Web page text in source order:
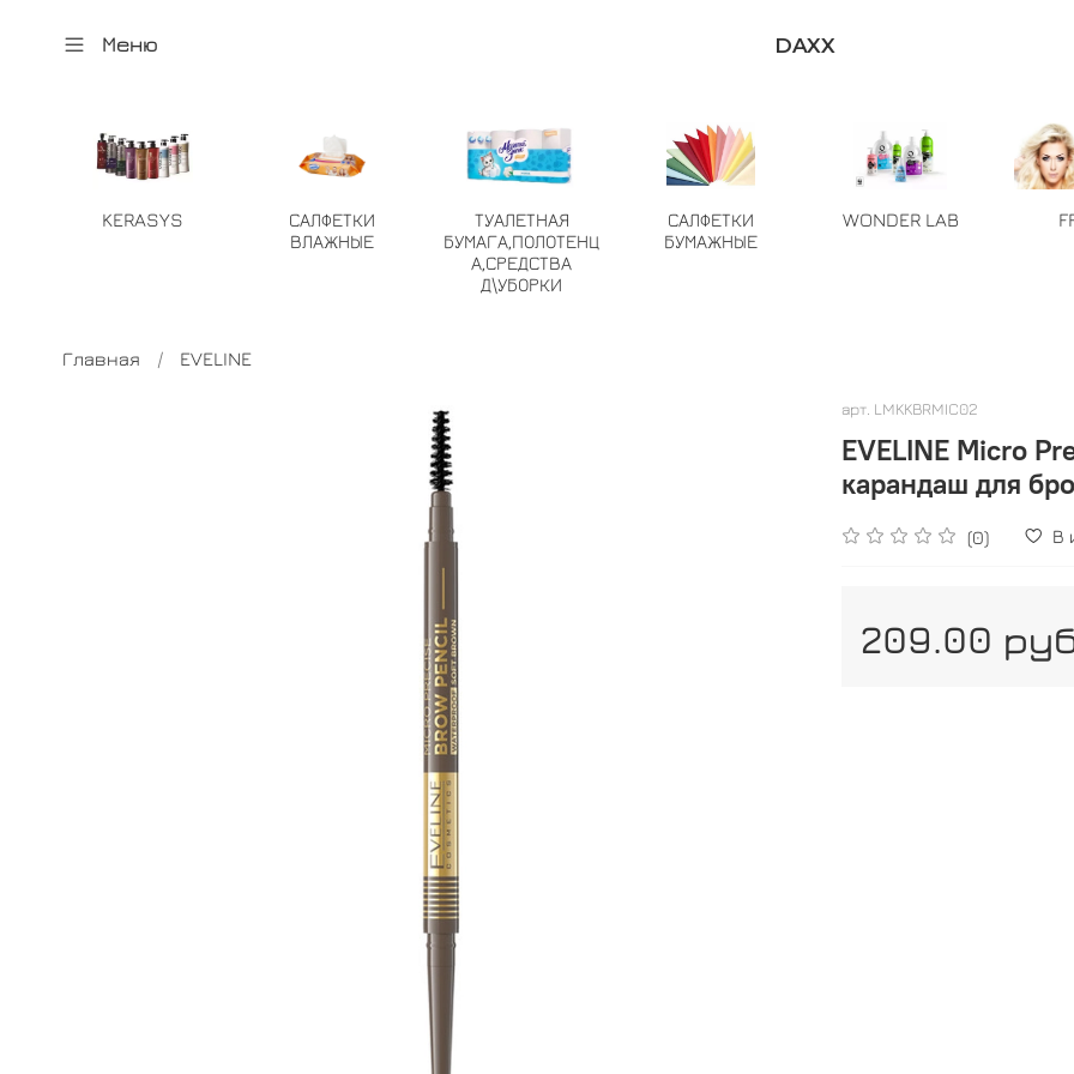
Меню DAXX
KERASYS
САЛФЕТКИ
ВЛАЖНЫЕ
ТУАЛЕТНАЯ
БУМАГА,ПОЛОТЕНЦ
А,СРЕДСТВА
Д\УБОРКИ
САЛФЕТКИ
БУМАЖНЫЕ
WONDER LAB
Главная EVELINE
арт. LMKKBRMIC02
EVELINE Micro
карандаш для
(0) В
209.00